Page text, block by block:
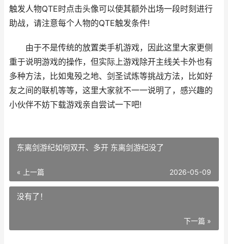
触发人物QTE时点击头像可以使其额外出场一段时刻进行
助战，请注意每个人物的QTE触发条件!
由于不是传统的放置类手机游戏，因此这里大家更侧
重于说明游戏的操作，但实际上游戏除开主线关卡外也有
多种方法，比如鬼殁之地、剑圣试炼等挑战方法，比如好
友之间的联机等等，这里大家就不一一说明了，感兴趣的
小伙伴不妨下载游戏亲自尝试一下吧!
东离剑游纪如何双开、多开 东离剑游纪没了
« 上一篇 2026-05-09
没有了！
下一篇 »